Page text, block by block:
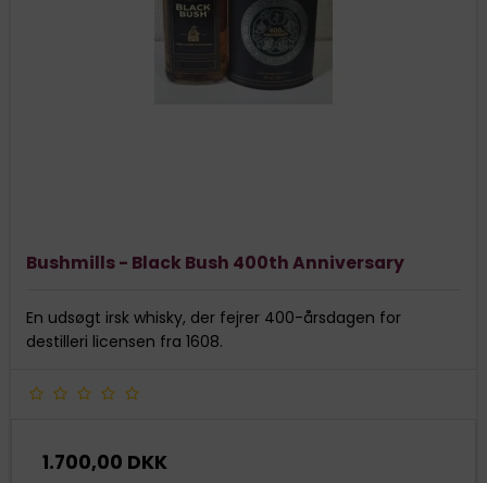
Bushmills - Black Bush 400th Anniversary
En udsøgt irsk whisky, der fejrer 400-årsdagen for
destilleri licensen fra 1608.
1.700,00 DKK